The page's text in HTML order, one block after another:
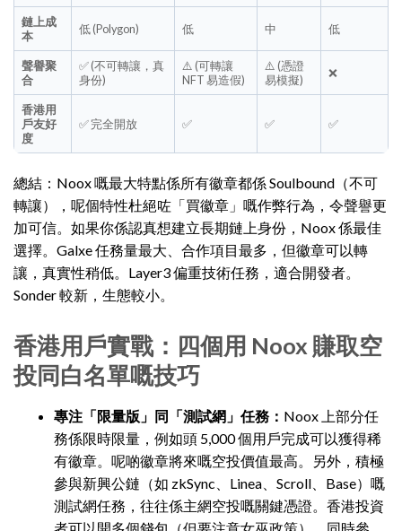
鏈上成
本
低 (Polygon) 低 中 低
聲譽聚
合
✅ (不可轉讓，真
身份)
⚠️ (可轉讓
NFT 易造假)
⚠️ (憑證
易模擬)
❌
香港用
戶友好
度
✅ 完全開放 ✅ ✅ ✅
總結：Noox 嘅最大特點係所有徽章都係 Soulbound（不可
轉讓），呢個特性杜絕咗「買徽章」嘅作弊行為，令聲譽更
加可信。如果你係認真想建立長期鏈上身份，Noox 係最佳
選擇。Galxe 任務量最大、合作項目最多，但徽章可以轉
讓，真實性稍低。Layer3 偏重技術任務，適合開發者。
Sonder 較新，生態較小。
香港用戶實戰：四個用 Noox 賺取空
投同白名單嘅技巧
專注「限量版」同「測試網」任務： Noox 上部分任
務係限時限量，例如頭 5,000 個用戶完成可以獲得稀
有徽章。呢啲徽章將來嘅空投價值最高。另外，積極
參與新興公鏈（如 zkSync、Linea、Scroll、Base）嘅
測試網任務，往往係主網空投嘅關鍵憑證。香港投資